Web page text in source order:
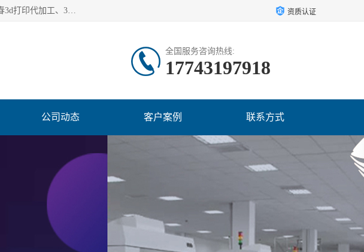
长春市东师青鸟科技有限公司从事3D打印代加工 3D打印设计服务 3D打印相关教育培训 3D打印设计优化 长春3d打印代加工、3D打印代加工及设计服务、3D打印相关教育培训、专利代理及优化、3D打印上下游技术服务，深耕工业设计、机械设计、3D打印多年年，拥有多项技术，辅助数十位客户完成自己的发明及实用新型专利。 资质认证
全国服务咨询热线:
17743197918
公司动态 客户案例 联系方式